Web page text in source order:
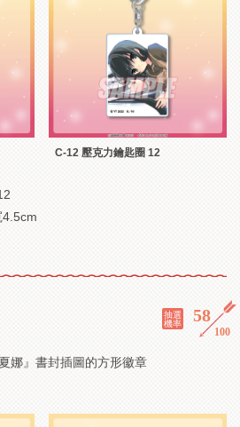
C-12 壓克力鑰匙圈 12
4.5cm
抽選
機率
58
／ 100
娜』書封插圖的方形徽章